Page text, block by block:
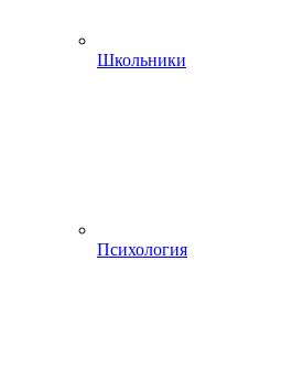
Школьники
Психология